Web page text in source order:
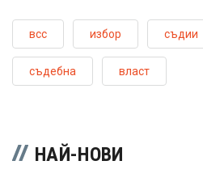
всс избор съдии
съдебна власт
НАЙ-НОВИ